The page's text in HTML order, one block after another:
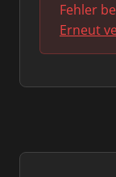
Fehler
Erneut